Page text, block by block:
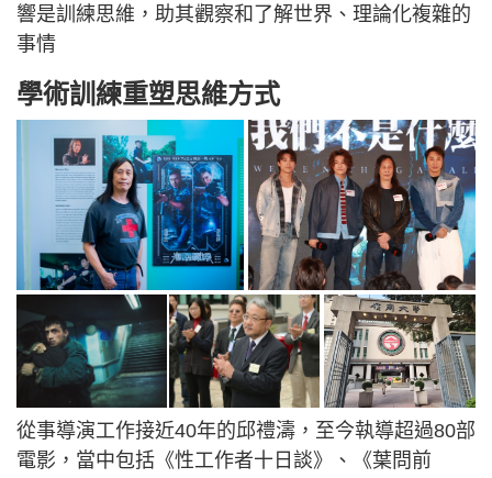
響是訓練思維，助其觀察和了解世界、理論化複雜的
事情
學術訓練重塑思維方式
從事導演工作接近40年的邱禮濤，至今執導超過80部
電影，當中包括《性工作者十日談》、《葉問前